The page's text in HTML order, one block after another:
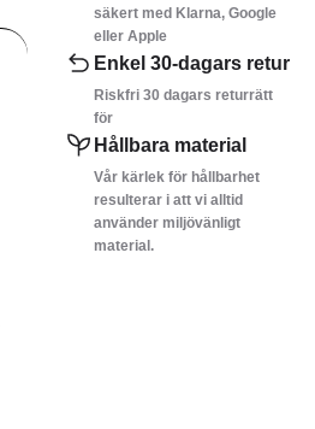
säkert med Klarna, Google
eller Apple
Enkel 30-dagars retur
Riskfri 30 dagars returrätt
för
Hållbara material
Vår kärlek för hållbarhet
resulterar i att vi alltid
använder miljövänligt
material.